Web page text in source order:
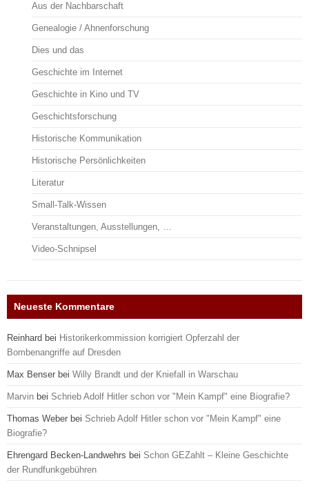
Aus der Nachbarschaft
Genealogie / Ahnenforschung
Dies und das
Geschichte im Internet
Geschichte in Kino und TV
Geschichtsforschung
Historische Kommunikation
Historische Persönlichkeiten
Literatur
Small-Talk-Wissen
Veranstaltungen, Ausstellungen, …
Video-Schnipsel
Neueste Kommentare
Reinhard bei Historikerkommission korrigiert Opferzahl der
Bombenangriffe auf Dresden
Max Benser bei Willy Brandt und der Kniefall in Warschau
Marvin bei Schrieb Adolf Hitler schon vor "Mein Kampf" eine Biografie?
Thomas Weber bei Schrieb Adolf Hitler schon vor "Mein Kampf" eine
Biografie?
Ehrengard Becken-Landwehrs bei Schon GEZahlt – Kleine Geschichte
der Rundfunkgebühren